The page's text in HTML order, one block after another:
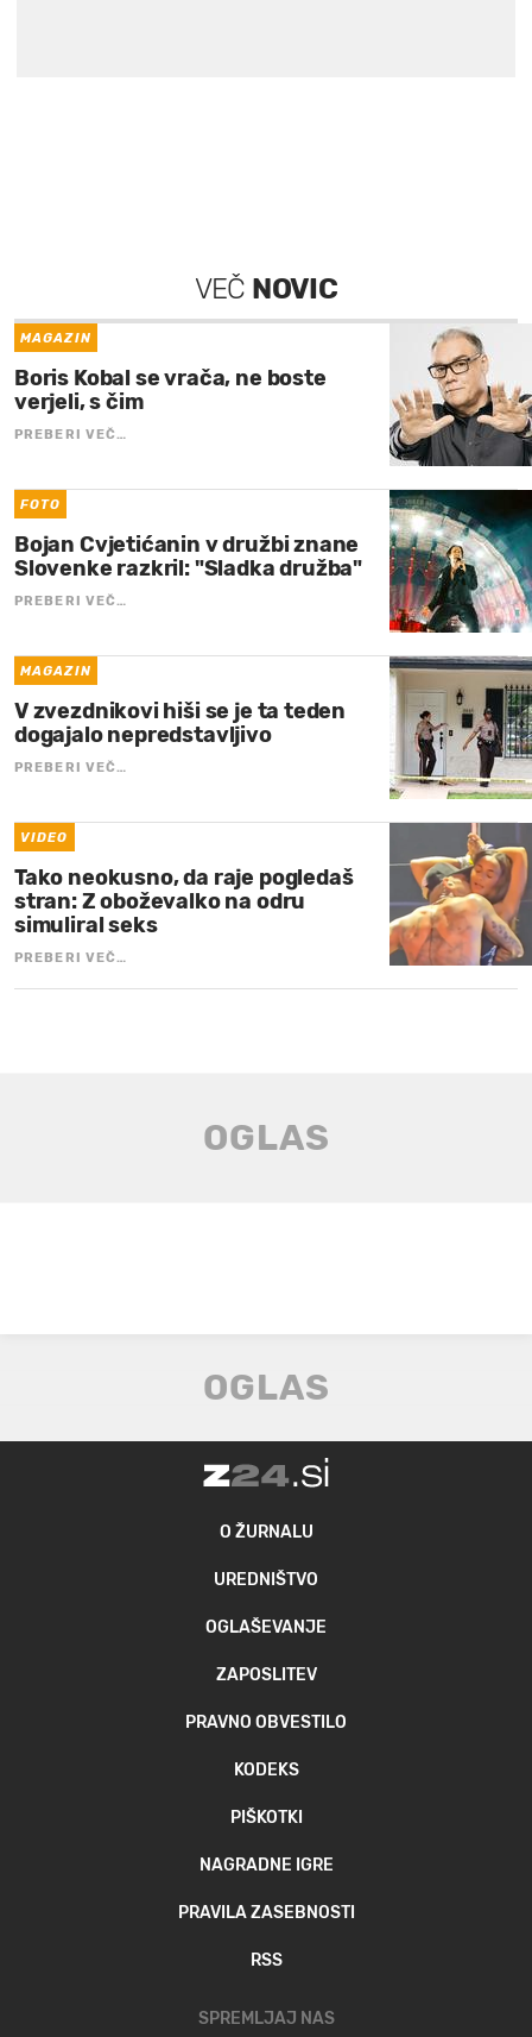
VEČ NOVIC
MAGAZIN
Boris Kobal se vrača, ne boste
verjeli, s čim
PREBERI VEČ…
FOTO
Bojan Cvjetićanin v družbi znane
Slovenke razkril: "Sladka družba"
PREBERI VEČ…
MAGAZIN
V zvezdnikovi hiši se je ta teden
dogajalo nepredstavljivo
PREBERI VEČ…
VIDEO
Tako neokusno, da raje pogledaš
stran: Z oboževalko na odru
simuliral seks
PREBERI VEČ…
O ŽURNALU
UREDNIŠTVO
OGLAŠEVANJE
ZAPOSLITEV
PRAVNO OBVESTILO
KODEKS
PIŠKOTKI
NAGRADNE IGRE
PRAVILA ZASEBNOSTI
RSS
SPREMLJAJ NAS